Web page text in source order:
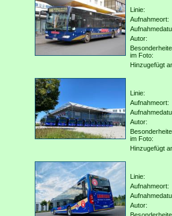
Linie:
Aufnahmeort:
Autor:
im Foto:
Hinzugefügt
Linie:
Aufnahmeort:
Autor:
im Foto:
Hinzugefügt
Linie:
Aufnahmeort:
Autor: